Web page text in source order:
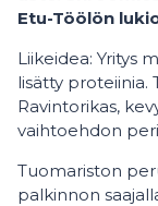
Etu-Töölön
Liikeidea: Yritys
lisätty proteiinia.
Ravintorikas,
vaihtoehdon
Tuomariston
palkinnon